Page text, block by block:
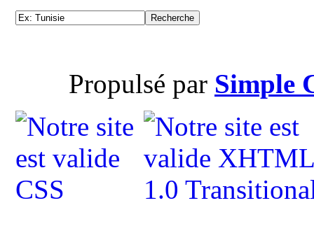
Propulsé par Simple